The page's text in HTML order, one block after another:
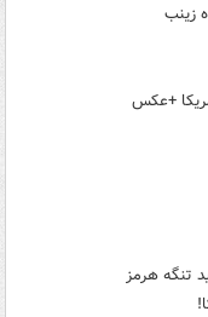
زینب
تنگه هرمز